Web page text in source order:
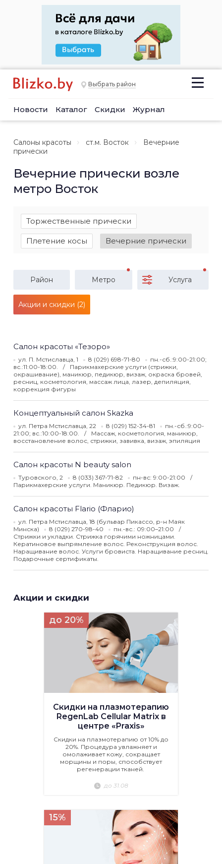
Выбрать район
Новости Каталог Скидки Журнал
Салоны красоты ст.м. Восток
Вечерние
прически
Вечерние прически возле
метро Восток
Торжественные прически
Плетение косы Вечерние прически
Район Метро Услуга
Акции и скидки (2)
Салон красоты «Тезоро»
ул. П. Мстиславца, 1 8 (029) 698-71-80
пн.-сб.:9:00-21:00;
вс.:11:00-18:00.
Парикмахерские услуги (стрижки,
окрашивание), маникюр, педикюр, визаж, окраска бровей,
ресниц, косметология, массаж лица, лазер, депиляция,
коррекция фигуры
Концептуальный салон Skazka
ул. Петра Мстиславца, 22 8 (029) 152-34-81
пн.-сб.:9:00-
21:00; вс.:10:00-18:00.
Массаж, косметология, маникюр,
восстановление волос, стрижки, завивка, визаж, эпиляция
Салон красоты N beauty salon
Туровского, 2 8 (033) 367-71-82
пн-вс: 9:00-21:00
Парикмахерские услуги. Маникюр. Педикюр. Визаж.
Салон красоты Flario (Фларио)
ул. Петра Мстиславца, 18 (бульвар Пикассо, р-н Маяк
Минска)
8 (029) 270-98-40
пн.-вс.: 09:00–21:00
Стрижки и укладки. Стрижка горячими ножницами.
Кератиновое выпрямление волос. Реконструкция волос.
Наращивание волос. Услуги бровиста. Наращивание ресниц.
Подарочные сертификаты.
Акции и скидки
до 20%
Скидки на плазмотерапию
RegenLab Cellular Matrix в
центре «Praxis»
Скидки на плазмотерапию от 10% до
20%. Процедура увлажняет и
омолаживает кожу, сокращает
морщины и поры, способствует
регенерации тканей.
до 31.08
15%